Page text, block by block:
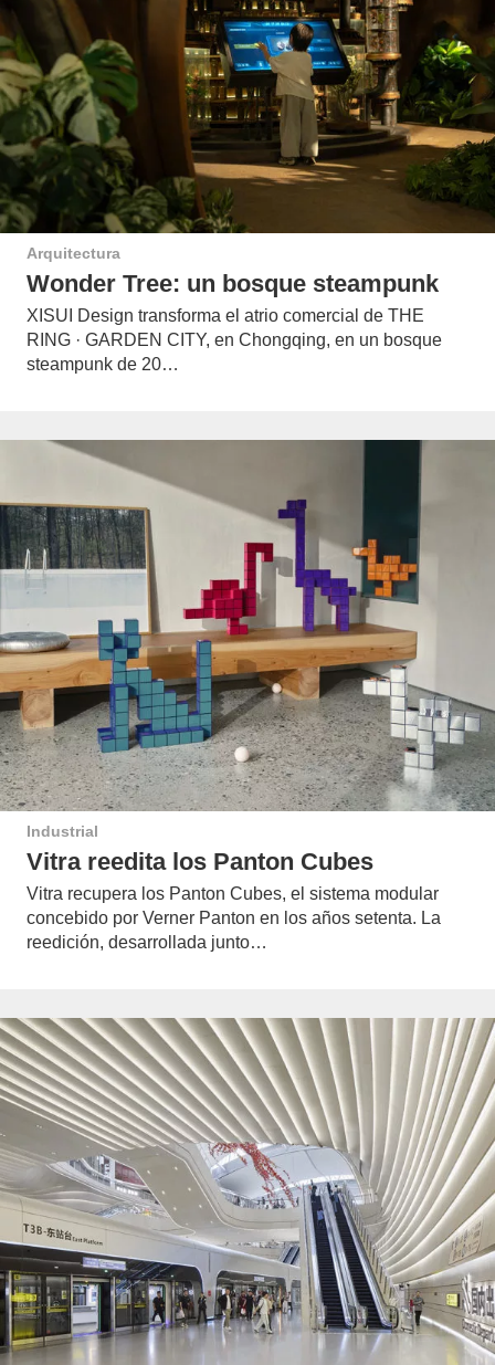
Arquitectura
Wonder Tree: un bosque steampunk
XISUI Design transforma el atrio comercial de THE
RING · GARDEN CITY, en Chongqing, en un bosque
steampunk de 20…
Industrial
Vitra reedita los Panton Cubes
Vitra recupera los Panton Cubes, el sistema modular
concebido por Verner Panton en los años setenta. La
reedición, desarrollada junto…